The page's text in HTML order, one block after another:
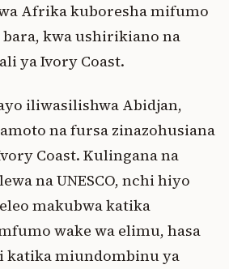
Afrika kuboresha mifumo
kwa ushirikiano na
ya Ivory Coast.
iliwasilishwa Abidjan,
na fursa zinazohusiana
Coast. Kulingana na
na UNESCO, nchi hiyo
makubwa katika
wake wa elimu, hasa
katika miundombinu ya